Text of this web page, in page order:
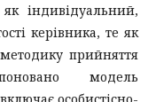
індивідуальний,
керівника, те як
прийняття
модель
особистісно-